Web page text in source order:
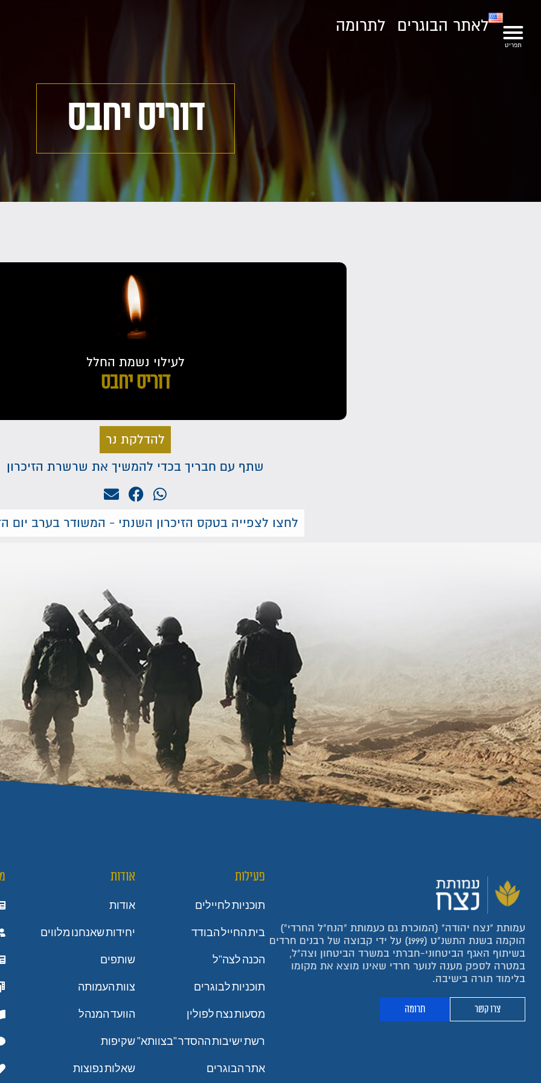
לאתר הבוגרים לתרומה
דוריס יחבס
לעילוי נשמת החלל
דוריס יחבס
להדלקת נר
שתף עם חבריך בכדי להמשיך את שרשרת הזיכרון
לחצו לצפייה בטקס הזיכרון השנתי - המשודר בערב יום
עמותת "נצח יהודה" (המוכרת גם כעמותת "הנח"ל החרדי")
הוקמה בשנת התשנ"ט (1999) על ידי קבוצה של רבנים חרדים
בשיתוף האגף הביטחוני-חברתי במשרד הביטחון וצה"ל,
במטרה לספק מענה לנוער חרדי שאינו מוצא את מקומו
בלימוד תורה בישיבה.
צרו קשר תרומה
פעילות
תוכניות לחיילים
בית החייל הבודד
הכנה לצה"ל
תוכניות לבוגרים
מסעות נצח לפולין
רשת ישיבות ההסדר "בצוותא"
אתר הבוגרים
אודות
אודות
יחידות שאנחנו מלווים
שותפים
צוות העמותה
הוועד המנהל
שקיפות
שאלות נפוצות